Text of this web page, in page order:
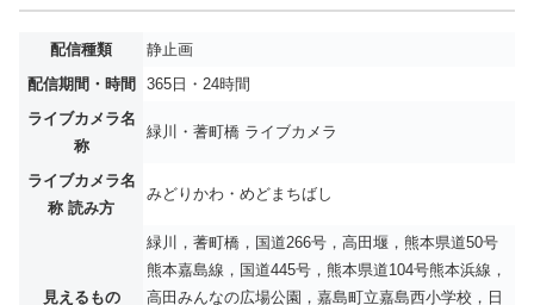
配信種類
静止画
配信期間・時間
365日・24時間
ライブカメラ名
称
緑川・蓍町橋 ライブカメラ
ライブカメラ名
称 読み方
みどりかわ・めどまちばし
見えるもの
緑川，蓍町橋，国道266号，高田堰，熊本県道50号
熊本嘉島線，国道445号，熊本県道104号熊本浜線，
高田みんなの広場公園，嘉島町立嘉島西小学校，日